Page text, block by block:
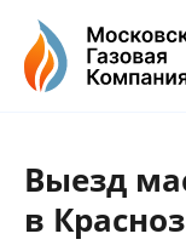
Выезд
в